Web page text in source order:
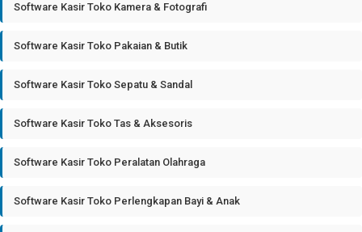
Software Kasir Toko Kamera & Fotografi
Software Kasir Toko Pakaian & Butik
Software Kasir Toko Sepatu & Sandal
Software Kasir Toko Tas & Aksesoris
Software Kasir Toko Peralatan Olahraga
Software Kasir Toko Perlengkapan Bayi & Anak